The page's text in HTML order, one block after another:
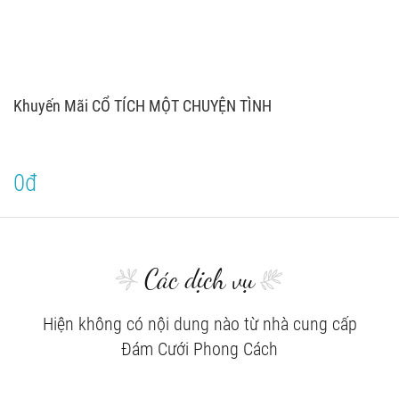
Khuyến Mãi CỔ TÍCH MỘT CHUYỆN TÌNH
0đ
Các dịch vụ
Hiện không có nội dung nào từ nhà cung cấp
Đám Cưới Phong Cách